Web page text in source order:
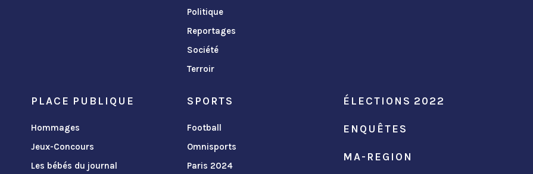
Politique
Reportages
Société
Terroir
PLACE PUBLIQUE
Hommages
Jeux-Concours
Les bébés du journal
SPORTS
Football
Omnisports
Paris 2024
ÉLECTIONS 2022
ENQUÊTES
MA-REGION